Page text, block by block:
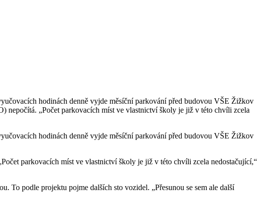
hodinách denně vyjde měsíční parkování před budovou VŠE Žižkov
nepočítá. „Počet parkovacích míst ve vlastnictví školy je již v této chvíli zcela
hodinách denně vyjde měsíční parkování před budovou VŠE Žižkov
parkovacích míst ve vlastnictví školy je již v této chvíli zcela nedostačující,“
To podle projektu pojme dalších sto vozidel. „Přesunou se sem ale další